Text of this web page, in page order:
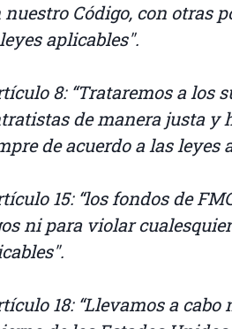
nuestro Código, con otras
aplicables".
8: “Trataremos a los
de manera justa y
de acuerdo a las leyes
15: “los fondos de
ni para violar
18: “Llevamos a